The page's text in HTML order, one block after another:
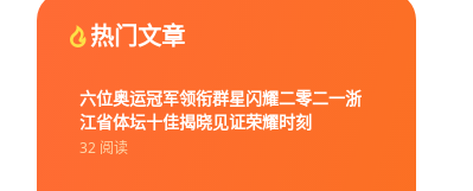
热门文章
六位奥运冠军领衔群星闪耀二零二一浙
江省体坛十佳揭晓见证荣耀时刻
32 阅读